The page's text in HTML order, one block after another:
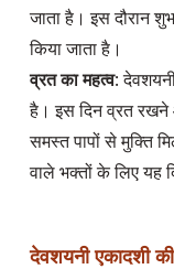
जाता है। इस दौरान
व्रत का महत्व:
है। इस दिन व्रत रखने
समस्त पापों से मुक्ति
वाले भक्तों के लिए यह
देवशयनी एकादशी